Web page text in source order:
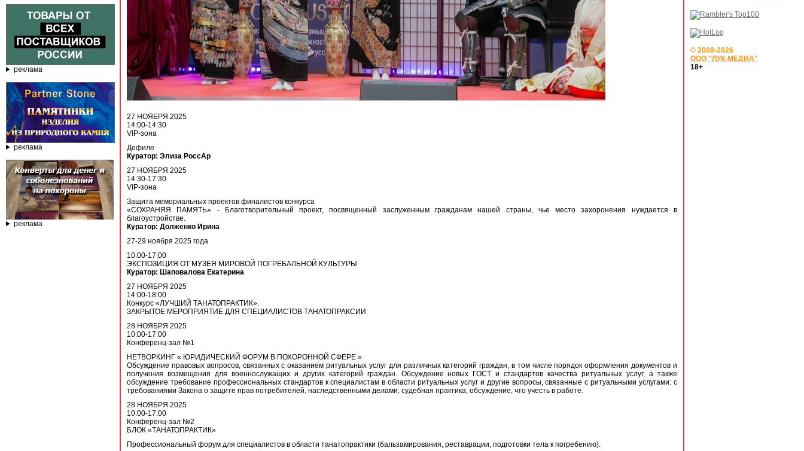
реклама
реклама
реклама
27 НОЯБРЯ 2025
14:00-14:30
VIP-зона
Дефиле
Куратор: Элиза РоссАр
27 НОЯБРЯ 2025
14:30-17:30
VIP-зона
Защита мемориальных проектов финалистов конкурса
«СОХРАНЯЯ ПАМЯТЬ» - Благотворительный проект, посвященный заслуженным гражданам нашей страны, чье место захоронения нуждается в
благоустройстве.
Куратор: Долженко Ирина
27-29 ноября 2025 года
10:00-17:00
ЭКСПОЗИЦИЯ ОТ МУЗЕЯ МИРОВОЙ ПОГРЕБАЛЬНОЙ КУЛЬТУРЫ
Куратор: Шаповалова Екатерина
27 НОЯБРЯ 2025
14:00-18:00
Конкурс «ЛУЧШИЙ ТАНАТОПРАКТИК».
ЗАКРЫТОЕ МЕРОПРИЯТИЕ ДЛЯ СПЕЦИАЛИСТОВ ТАНАТОПРАКСИИ
28 НОЯБРЯ 2025
10:00-17:00
Конференц-зал №1
НЕТВОРКИНГ « ЮРИДИЧЕСКИЙ ФОРУМ В ПОХОРОННОЙ СФЕРЕ »
Обсуждение правовых вопросов, связанных с оказанием ритуальных услуг для различных категорий граждан, в том числе порядок оформления документов и
получения возмещения для военнослужащих и других категорий граждан. Обсуждение новых ГОСТ и стандартов качества ритуальных услуг, а также
обсуждение требование профессиональных стандартов к специалистам в области ритуальных услуг и другие вопросы, связанные с ритуальными услугами: с
требованиями Закона о защите прав потребителей, наследственными делами, судебная практика, обсуждение, что учесть в работе.
28 НОЯБРЯ 2025
10:00-17:00
Конференц-зал №2
БЛОК «ТАНАТОПРАКТИК»
Профессиональный форум для специалистов в области танатопрактики (бальзамирования, реставрации, подготовки тела к погребению).
© 2008-2026
ООО "ЛУК-МЕДИА"
18+